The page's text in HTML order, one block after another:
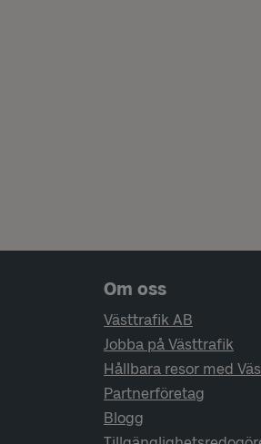
Sidfotsnavigering
Om oss
Västtrafik AB
Jobba på Västtrafik
Hållbara resor med
Partnerföretag
Blogg